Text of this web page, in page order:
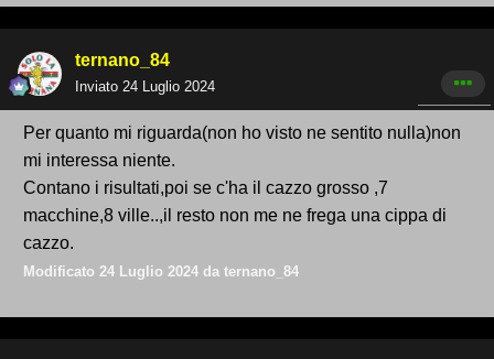
ternano_84
Inviato 24 Luglio 2024
Per quanto mi riguarda(non ho visto ne sentito nulla)non
mi interessa niente.
Contano i risultati,poi se c'ha il cazzo grosso ,7
macchine,8 ville..,il resto non me ne frega una cippa di
cazzo.
Modificato 24 Luglio 2024 da ternano_84